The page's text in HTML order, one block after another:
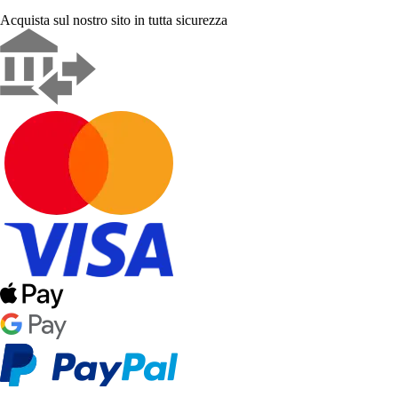
Acquista sul nostro sito in tutta sicurezza